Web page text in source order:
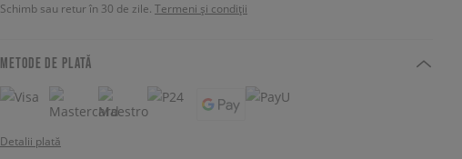
Schimb sau retur în 30 de zile. Termeni și condiții
METODE DE PLATĂ
Detalii plată